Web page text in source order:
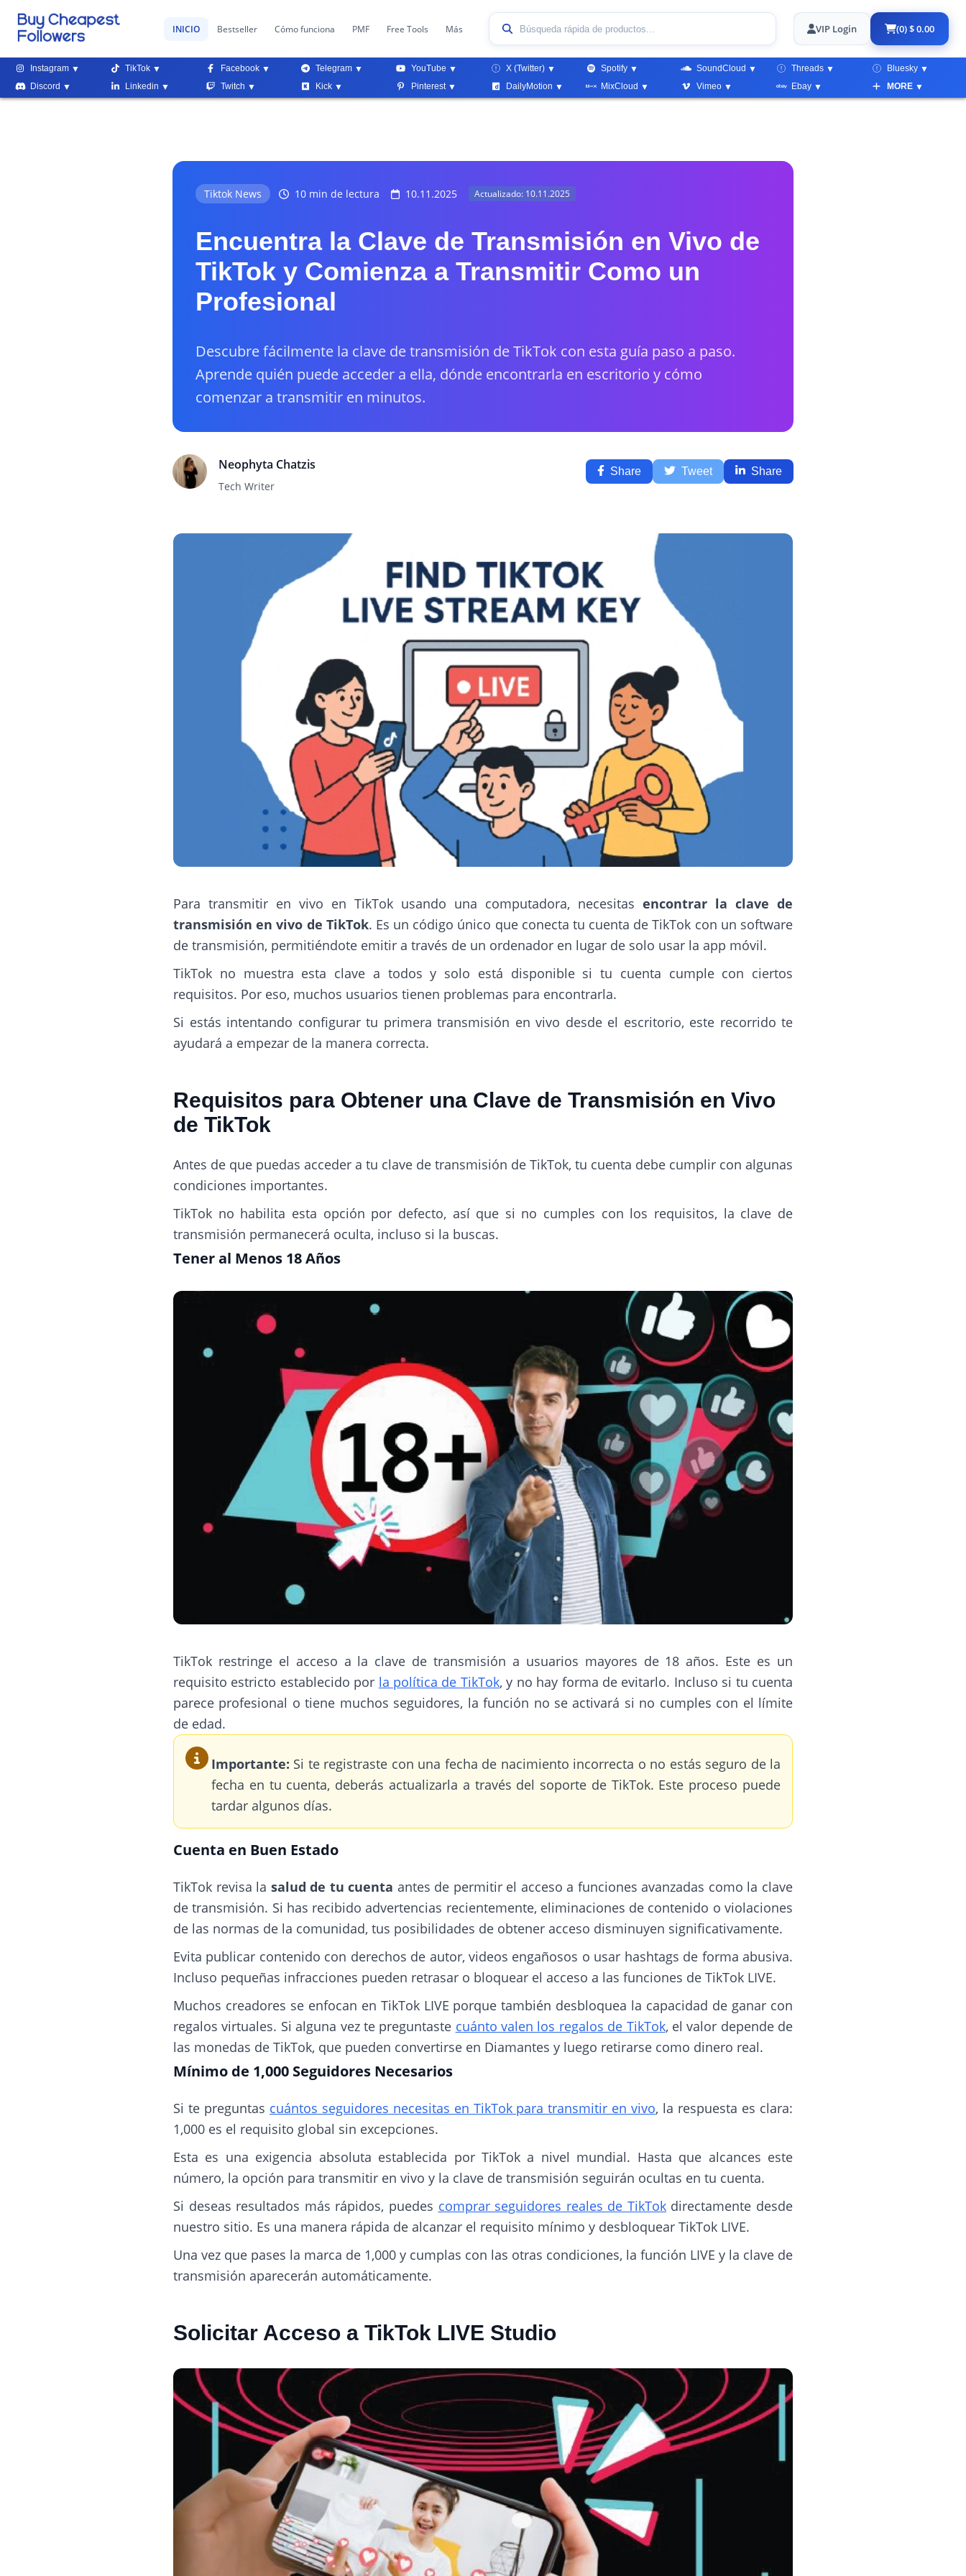
INICIO Bestseller Cómo funciona PMF Free Tools Más VIP Login (0) $ 0.00
Instagram TikTok Facebook Telegram YouTube X (Twitter) Spotify SoundCloud Threads
Bluesky
Discord
Linkedin Twitch Kick Pinterest DailyMotion MixCloud Vimeo Ebay MORE
Tiktok News 10 min de lectura 10.11.2025 Actualizado: 10.11.2025
Encuentra la Clave de Transmisión en Vivo de
TikTok y Comienza a Transmitir Como un
Profesional
Descubre fácilmente la clave de transmisión de TikTok con esta guía paso a paso.
Aprende quién puede acceder a ella, dónde encontrarla en escritorio y cómo
comenzar a transmitir en minutos.
Neophyta Chatzis
Tech Writer
Share Tweet Share
Para transmitir en vivo en TikTok usando una computadora, necesitas encontrar la clave de
transmisión en vivo de TikTok. Es un código único que conecta tu cuenta de TikTok con un software
de transmisión, permitiéndote emitir a través de un ordenador en lugar de solo usar la app móvil.
TikTok no muestra esta clave a todos y solo está disponible si tu cuenta cumple con ciertos
requisitos. Por eso, muchos usuarios tienen problemas para encontrarla.
Si estás intentando configurar tu primera transmisión en vivo desde el escritorio, este recorrido te
ayudará a empezar de la manera correcta.
Requisitos para Obtener una Clave de Transmisión en Vivo
de TikTok
Antes de que puedas acceder a tu clave de transmisión de TikTok, tu cuenta debe cumplir con algunas
condiciones importantes.
TikTok no habilita esta opción por defecto, así que si no cumples con los requisitos, la clave de
transmisión permanecerá oculta, incluso si la buscas.
Tener al Menos 18 Años
TikTok restringe el acceso a la clave de transmisión a usuarios mayores de 18 años. Este es un
requisito estricto establecido por la política de TikTok, y no hay forma de evitarlo. Incluso si tu cuenta
parece profesional o tiene muchos seguidores, la función no se activará si no cumples con el límite
de edad.
Importante: Si te registraste con una fecha de nacimiento incorrecta o no estás seguro de la
fecha en tu cuenta, deberás actualizarla a través del soporte de TikTok. Este proceso puede
tardar algunos días.
Cuenta en Buen Estado
TikTok revisa la salud de tu cuenta antes de permitir el acceso a funciones avanzadas como la clave
de transmisión. Si has recibido advertencias recientemente, eliminaciones de contenido o violaciones
de las normas de la comunidad, tus posibilidades de obtener acceso disminuyen significativamente.
Evita publicar contenido con derechos de autor, videos engañosos o usar hashtags de forma abusiva.
Incluso pequeñas infracciones pueden retrasar o bloquear el acceso a las funciones de TikTok LIVE.
Muchos creadores se enfocan en TikTok LIVE porque también desbloquea la capacidad de ganar con
regalos virtuales. Si alguna vez te preguntaste cuánto valen los regalos de TikTok, el valor depende de
las monedas de TikTok, que pueden convertirse en Diamantes y luego retirarse como dinero real.
Mínimo de 1,000 Seguidores Necesarios
Si te preguntas cuántos seguidores necesitas en TikTok para transmitir en vivo, la respuesta es clara:
1,000 es el requisito global sin excepciones.
Esta es una exigencia absoluta establecida por TikTok a nivel mundial. Hasta que alcances este
número, la opción para transmitir en vivo y la clave de transmisión seguirán ocultas en tu cuenta.
Si deseas resultados más rápidos, puedes comprar seguidores reales de TikTokdirectamente desde
nuestro sitio. Es una manera rápida de alcanzar el requisito mínimo y desbloquear TikTok LIVE.
Una vez que pases la marca de 1,000 y cumplas con las otras condiciones, la función LIVE y la clave de
transmisión aparecerán automáticamente.
Solicitar Acceso a TikTok LIVE Studio